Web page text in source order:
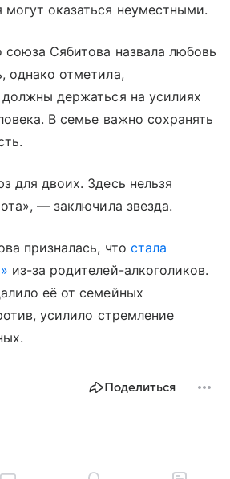
оказаться неуместными.
союза Сябитова назвала любовь
однако отметила,
держаться на усилиях
В семье важно сохранять
для двоих. Здесь нельзя
— заключила звезда.
призналась, что стала
из-за родителей-алкоголиков.
её от семейных
усилило стремление
Поделиться